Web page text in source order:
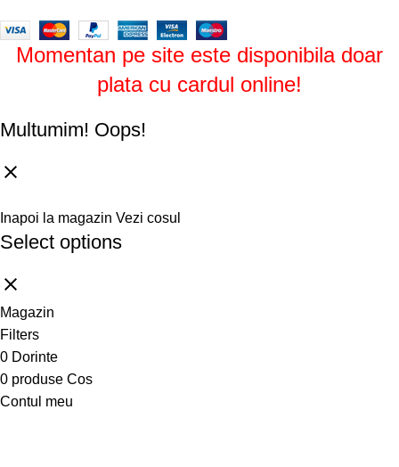
Momentan pe site este disponibila doar
plata cu cardul online!
Multumim! Oops!
Inapoi la magazin Vezi cosul
Select options
Magazin
Filters
0 Dorinte
0 produse Cos
Contul meu